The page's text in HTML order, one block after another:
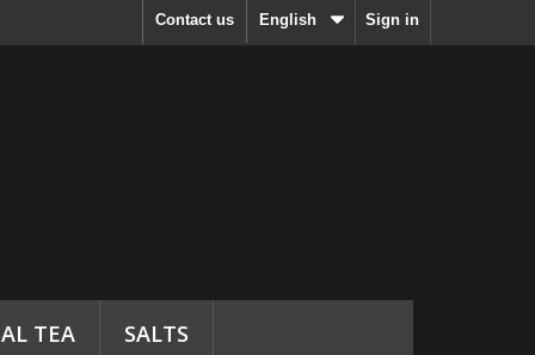
Sign in
English
Contact us
TEA SALTS